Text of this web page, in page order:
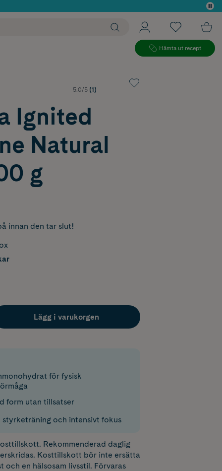
Hämta ut recept
5.0/5 (1)
Ignited
Natural
g
innan den tar slut!
Lägg i varukorgen
för fysisk
form utan tillsatser
styrketräning och intensivt fokus
Rekommenderad daglig
Kosttillskott bör inte ersätta
och en hälsosam livsstil. Förvaras